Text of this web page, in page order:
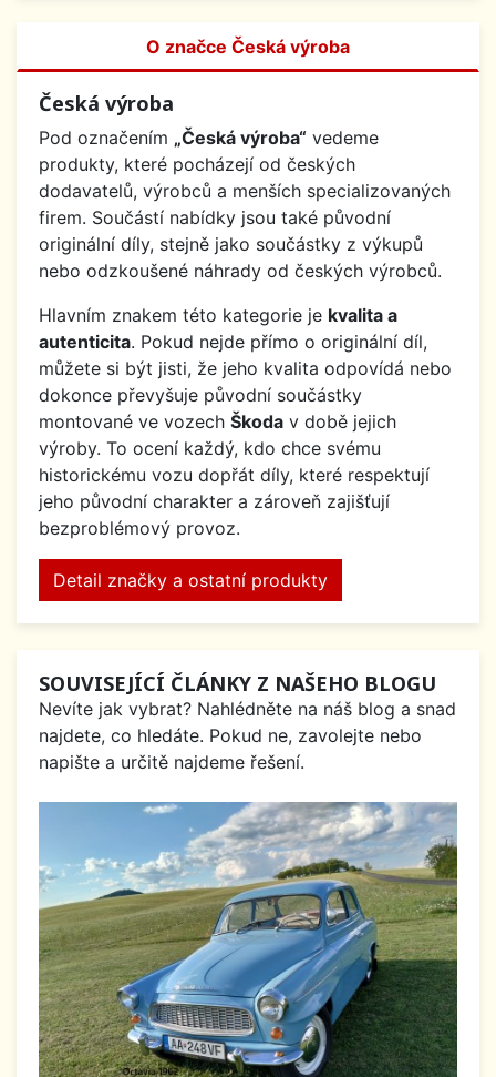
O značce Česká výroba
Česká výroba
Pod označením „Česká výroba“ vedeme
produkty, které pocházejí od českých
dodavatelů, výrobců a menších specializovaných
firem. Součástí nabídky jsou také původní
originální díly, stejně jako součástky z výkupů
nebo odzkoušené náhrady od českých výrobců.
Hlavním znakem této kategorie je kvalita a
autenticita. Pokud nejde přímo o originální díl,
můžete si být jisti, že jeho kvalita odpovídá nebo
dokonce převyšuje původní součástky
montované ve vozech Škoda v době jejich
výroby. To ocení každý, kdo chce svému
historickému vozu dopřát díly, které respektují
jeho původní charakter a zároveň zajišťují
bezproblémový provoz.
Detail značky a ostatní produkty
SOUVISEJÍCÍ ČLÁNKY Z NAŠEHO BLOGU
Nevíte jak vybrat? Nahlédněte na náš blog a snad
najdete, co hledáte. Pokud ne, zavolejte nebo
napište a určitě najdeme řešení.